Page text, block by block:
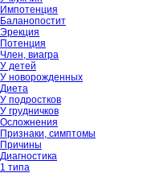
Импотенция
Баланопостит
Эрекция
Потенция
Член, виагра
У детей
У новорожденных
Диета
У подростков
У грудничков
Осложнения
Признаки, симптомы
Причины
Диагностика
1 типа